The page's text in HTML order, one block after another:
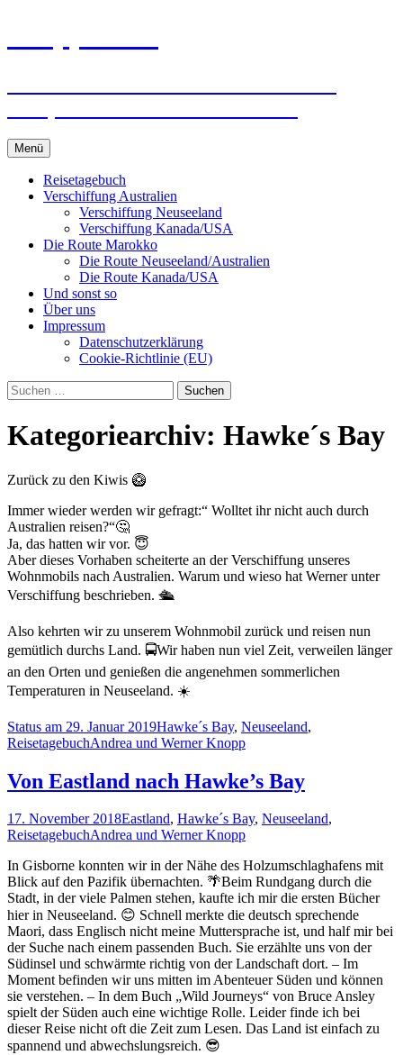
Menü
Reisetagebuch
Verschiffung Australien
Verschiffung Neuseeland
Verschiffung Kanada/USA
Die Route Marokko
Die Route Neuseeland/Australien
Die Route Kanada/USA
Und sonst so
Über uns
Impressum
Datenschutzerklärung
Cookie-Richtlinie (EU)
Suchen
nach:
Kategoriearchiv: Hawke´s Bay
Zurück zu den Kiwis 🥝
Immer wieder werden wir gefragt:“ Wolltet ihr nicht auch durch
Australien reisen?“🤔
Ja, das hatten wir vor. 😇
Aber dieses Vorhaben scheiterte an der Verschiffung unseres
Wohnmobils nach Australien. Warum und wieso hat Werner unter
Verschiffung beschrieben. 🛳
Also kehrten wir zu unserem Wohnmobil zurück und reisen nun
gemütlich durchs Land. 🚍Wir haben nun viel Zeit, verweilen länger
an den Orten und genießen die angenehmen sommerlichen
Temperaturen in Neuseeland. ☀️
Status am 29. Januar 2019Hawke´s Bay, Neuseeland,
ReisetagebuchAndrea und Werner Knopp
Von Eastland nach Hawke’s Bay
17. November 2018Eastland, Hawke´s Bay, Neuseeland,
ReisetagebuchAndrea und Werner Knopp
In Gisborne konnten wir in der Nähe des Holzumschlaghafens mit
Blick auf den Pazifik übernachten. 🌴Beim Rundgang durch die
Stadt, in der viele Palmen stehen, kaufte ich mir die ersten Bücher
hier in Neuseeland. 😊 Schnell merkte die deutsch sprechende
Maori, dass Englisch nicht meine Muttersprache ist, und half mir bei
der Suche nach einem passenden Buch. Sie erzählte uns von der
Südinsel und schwärmte richtig von der Landschaft dort. – Im
Moment befinden wir uns mitten im Abenteuer Süden und können
sie verstehen. – In dem Buch „Wild Journeys“ von Bruce Ansley
spielt der Süden auch eine wichtige Rolle. Leider finde ich bei
dieser Reise nicht oft die Zeit zum Lesen. Das Land ist einfach zu
spannend und abwechslungsreich. 😎